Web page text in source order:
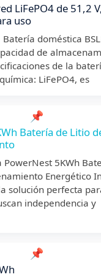
LiFePO4 de 51,2
uso
doméstica
de
de la
LiFePO4, es
📌
Batería de Litio
PowerNest 5KWh
Energético
solución perfecta
independencia y
📌